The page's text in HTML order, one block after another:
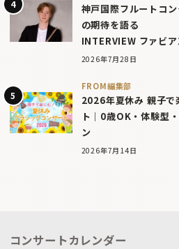
神戸国際フルートコ
の期待を語る
INTERVIEW ファビ
2026年7月28日
FROM編集部
2026年夏休み 親子
ト｜0歳OK・体験型
ン
2026年7月14日
コンサートカレンダー